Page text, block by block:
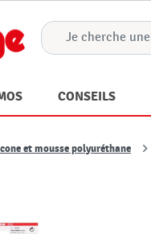
CONSEILS
et mousse polyuréthane